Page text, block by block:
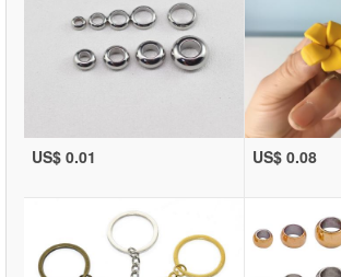
US$ 0.01 US$ 0.08